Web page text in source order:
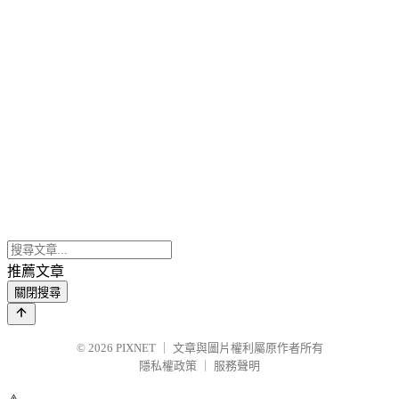
推薦文章
關閉搜尋
© 2026 PIXNET
文章與圖片權利屬原作者所有
隱私權政策
服務聲明